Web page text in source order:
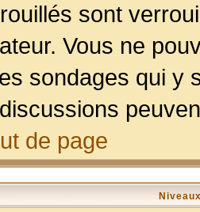
sont
Vous ne
sondages qui y
de page